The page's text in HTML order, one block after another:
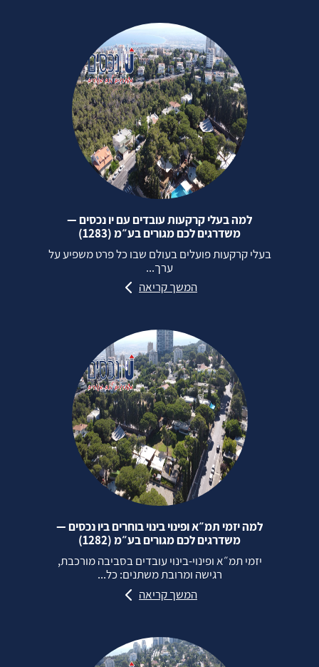
למה בעלי קרקעות עובדים עם יו נכסים —
משדרגים לכם מגורים בע״מ (1283)
בעלי קרקעות פועלים בעולם שבו כל פרט משפיע על
ערך...
המשך קריאה
למה יזמי תמ״א ופינוי בינוי בוחרים ביו נכסים —
משדרגים לכם מגורים בע״מ (1282)
יזמי תמ״א ופינוי‑בינוי עובדים בסביבה מורכבת,
רגישה ומרובת משתנים: כל...
המשך קריאה